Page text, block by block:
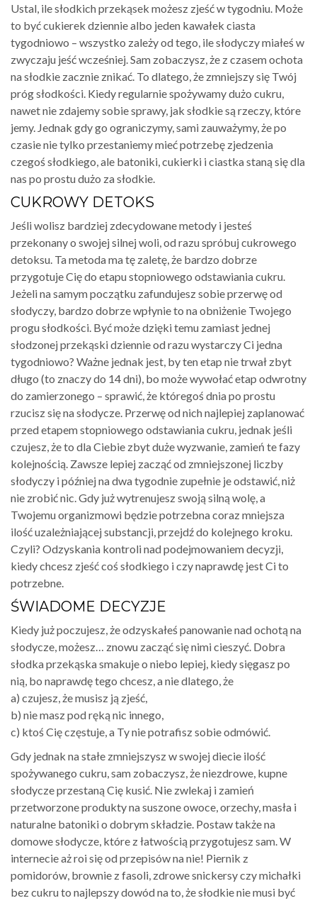
Ustal, ile słodkich przekąsek możesz zjeść w tygodniu. Może
to być cukierek dziennie albo jeden kawałek ciasta
tygodniowo – wszystko zależy od tego, ile słodyczy miałeś w
zwyczaju jeść wcześniej. Sam zobaczysz, że z czasem ochota
na słodkie zacznie znikać. To dlatego, że zmniejszy się Twój
próg słodkości. Kiedy regularnie spożywamy dużo cukru,
nawet nie zdajemy sobie sprawy, jak słodkie są rzeczy, które
jemy. Jednak gdy go ograniczymy, sami zauważymy, że po
czasie nie tylko przestaniemy mieć potrzebę zjedzenia
czegoś słodkiego, ale batoniki, cukierki i ciastka staną się dla
nas po prostu dużo za słodkie.
CUKROWY DETOKS
Jeśli wolisz bardziej zdecydowane metody i jesteś
przekonany o swojej silnej woli, od razu spróbuj cukrowego
detoksu. Ta metoda ma tę zaletę, że bardzo dobrze
przygotuje Cię do etapu stopniowego odstawiania cukru.
Jeżeli na samym początku zafundujesz sobie przerwę od
słodyczy, bardzo dobrze wpłynie to na obniżenie Twojego
progu słodkości. Być może dzięki temu zamiast jednej
słodzonej przekąski dziennie od razu wystarczy Ci jedna
tygodniowo? Ważne jednak jest, by ten etap nie trwał zbyt
długo (to znaczy do 14 dni), bo może wywołać etap odwrotny
do zamierzonego – sprawić, że któregoś dnia po prostu
rzucisz się na słodycze. Przerwę od nich najlepiej zaplanować
przed etapem stopniowego odstawiania cukru, jednak jeśli
czujesz, że to dla Ciebie zbyt duże wyzwanie, zamień te fazy
kolejnością. Zawsze lepiej zacząć od zmniejszonej liczby
słodyczy i później na dwa tygodnie zupełnie je odstawić, niż
nie zrobić nic. Gdy już wytrenujesz swoją silną wolę, a
Twojemu organizmowi będzie potrzebna coraz mniejsza
ilość uzależniającej substancji, przejdź do kolejnego kroku.
Czyli? Odzyskania kontroli nad podejmowaniem decyzji,
kiedy chcesz zjeść coś słodkiego i czy naprawdę jest Ci to
potrzebne.
ŚWIADOME DECYZJE
Kiedy już poczujesz, że odzyskałeś panowanie nad ochotą na
słodycze, możesz… znowu zacząć się nimi cieszyć. Dobra
słodka przekąska smakuje o niebo lepiej, kiedy sięgasz po
nią, bo naprawdę tego chcesz, a nie dlatego, że
a) czujesz, że musisz ją zjeść,
b) nie masz pod ręką nic innego,
c) ktoś Cię częstuje, a Ty nie potrafisz sobie odmówić.
Gdy jednak na stałe zmniejszysz w swojej diecie ilość
spożywanego cukru, sam zobaczysz, że niezdrowe, kupne
słodycze przestaną Cię kusić. Nie zwlekaj i zamień
przetworzone produkty na suszone owoce, orzechy, masła i
naturalne batoniki o dobrym składzie. Postaw także na
domowe słodycze, które z łatwością przygotujesz sam. W
internecie aż roi się od przepisów na nie! Piernik z
pomidorów, brownie z fasoli, zdrowe snickersy czy michałki
bez cukru to najlepszy dowód na to, że słodkie nie musi być